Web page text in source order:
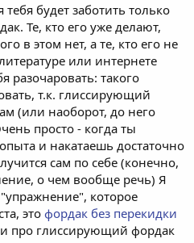
будет заботить только
Те, кто его уже делают,
в этом нет, а те, кто его не
или интернете
разочаровать: такого
т.к. глиссирующий
(или наоборот, до него
просто - когда ты
и накатаешь достаточно
сам по себе (конечно,
о чем вообще речь) Я
которое
это фордак без перекидки
и про глиссирующий фордак